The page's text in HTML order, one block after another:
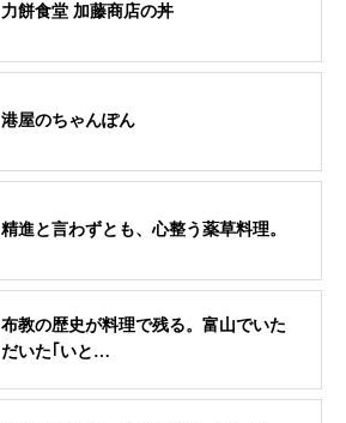
力餅食堂 加藤商店の丼
港屋のちゃんぽん
精進と言わずとも、心整う薬草料理。
布教の歴史が料理で残る。富山でいた
だいた｢いと…